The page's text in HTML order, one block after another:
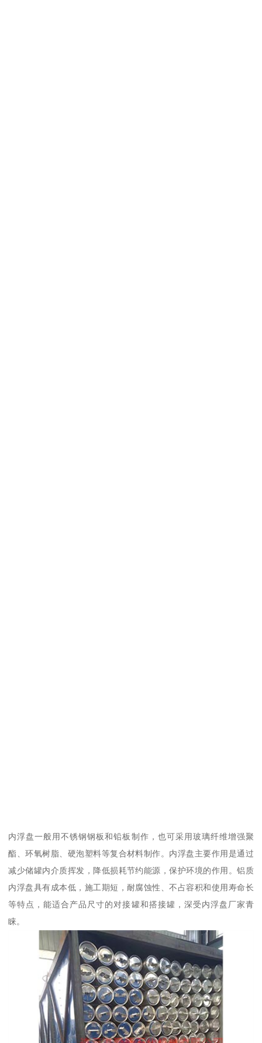
内浮盘一般用不锈钢钢板和铅板制作，也可采用玻璃纤维增强聚
酯、环氧树脂、硬泡塑料等复合材料制作。内浮盘主要作用是通过
减少储罐内介质挥发，降低损耗节约能源，保护环境的作用。铝质
内浮盘具有成本低，施工期短，耐腐蚀性、不占容积和使用寿命长
等特点，能适合产品尺寸的对接罐和搭接罐，深受内浮盘厂家青
睐。